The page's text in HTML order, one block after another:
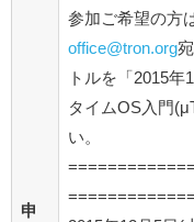
申
参加ご希望の方
office@tron.org
トルを「2015
タイムOS入門
い。
=============